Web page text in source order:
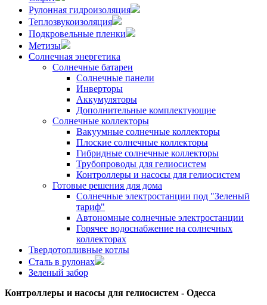
Рулонная гидроизоляция
Теплозвукоизоляция
Подкровельные пленки
Метизы
Солнечная энергетика
Солнечные батареи
Солнечные панели
Инверторы
Аккумуляторы
Дополнительные комплектующие
Солнечные коллекторы
Вакуумные солнечные коллекторы
Плоские солнечные коллекторы
Гибридные солнечные коллекторы
Трубопроводы для гелиосистем
Контроллеры и насосы для гелиосистем
Готовые решения для дома
Солнечные электростанции под "Зеленый
тариф"
Автономные солнечные электростанции
Горячее водоснабжение на солнечных
коллекторах
Твердотопливные котлы
Сталь в рулонах
Зеленый забор
Контроллеры и насосы для гелиосистем - Одесса